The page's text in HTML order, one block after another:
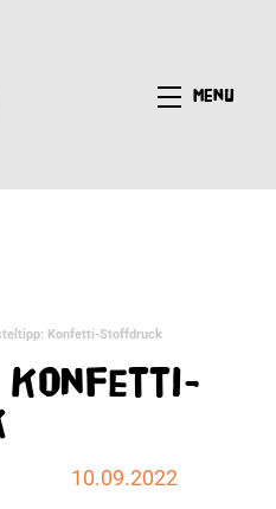
Menü
Konfetti-Stoffdruck
Konfetti-
10.09.2022